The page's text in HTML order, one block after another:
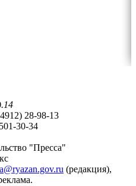
28-98-13
30-34
"Пресса"
(редакция),